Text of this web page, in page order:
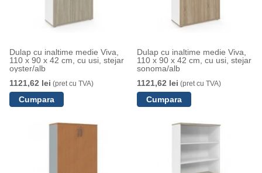
Dulap cu inaltime medie Viva,
110 x 90 x 42 cm, cu usi, stejar
oyster/alb
1121,62 lei (pret cu TVA)
Dulap cu inaltime medie Viva,
110 x 90 x 42 cm, cu usi, stejar
sonoma/alb
1121,62 lei (pret cu TVA)